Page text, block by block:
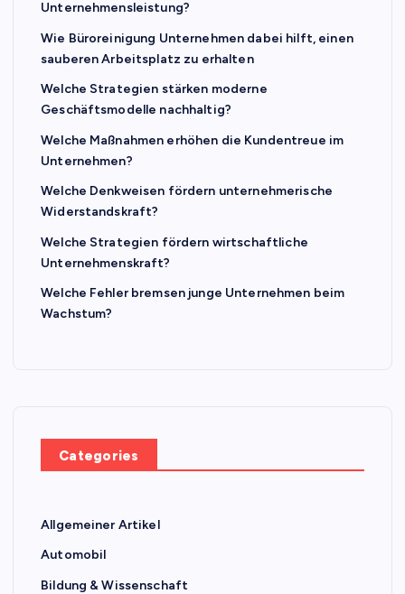
Unternehmensleistung?
Wie Büroreinigung Unternehmen dabei hilft, einen
sauberen Arbeitsplatz zu erhalten
Welche Strategien stärken moderne
Geschäftsmodelle nachhaltig?
Welche Maßnahmen erhöhen die Kundentreue im
Unternehmen?
Welche Denkweisen fördern unternehmerische
Widerstandskraft?
Welche Strategien fördern wirtschaftliche
Unternehmenskraft?
Welche Fehler bremsen junge Unternehmen beim
Wachstum?
Categories
Allgemeiner Artikel
Automobil
Bildung & Wissenschaft